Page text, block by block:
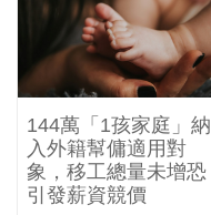
144萬「1孩家庭」納
入外籍幫傭適用對
象，移工總量未增恐
引發薪資競價